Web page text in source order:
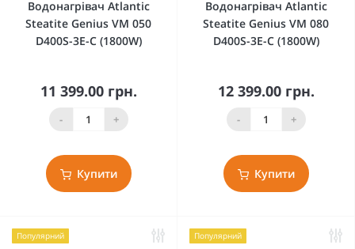
Водонагрівач Atlantic
Steatite Genius VM 050
D400S-3E-C (1800W)
11 399.00 грн.
- +
Купити
Водонагрівач Atlantic
Steatite Genius VM 080
D400S-3E-C (1800W)
12 399.00 грн.
- +
Купити
Популярний Популярний